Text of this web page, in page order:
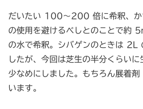
だいたい 100～200 倍に希釈、か
の使用を避けるべしとのことで約
の水で希釈。シバゲンのときは 2L
したが、今回は芝生の半分くらい
少なめにしました。もちろん展着剤
います。